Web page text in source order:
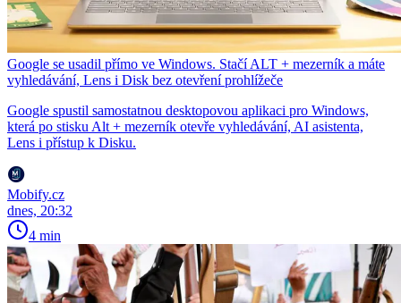
Google se usadil přímo ve Windows. Stačí ALT + mezerník a máte
vyhledávání, Lens i Disk bez otevření prohlížeče
Google spustil samostatnou desktopovou aplikaci pro Windows,
která po stisku Alt + mezerník otevře vyhledávání, AI asistenta,
Lens i přístup k Disku.
Mobify.cz
dnes, 20:32
4 min